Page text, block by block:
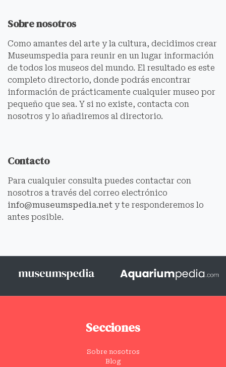
Sobre nosotros
Como amantes del arte y la cultura, decidimos crear
Museumspedia para reunir en un lugar información
de todos los museos del mundo. El resultado es este
completo directorio, donde podrás encontrar
información de prácticamente cualquier museo por
pequeño que sea. Y si no existe, contacta con
nosotros y lo añadiremos al directorio.
Contacto
Para cualquier consulta puedes contactar con
nosotros a través del correo electrónico
info@museumspedia.net y te responderemos lo
antes posible.
Secciones
Sobre nosotros
Blog